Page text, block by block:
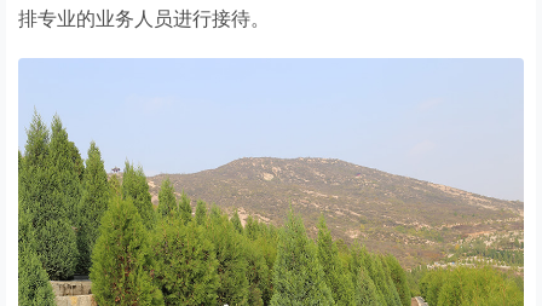
排专业的业务人员进行接待。